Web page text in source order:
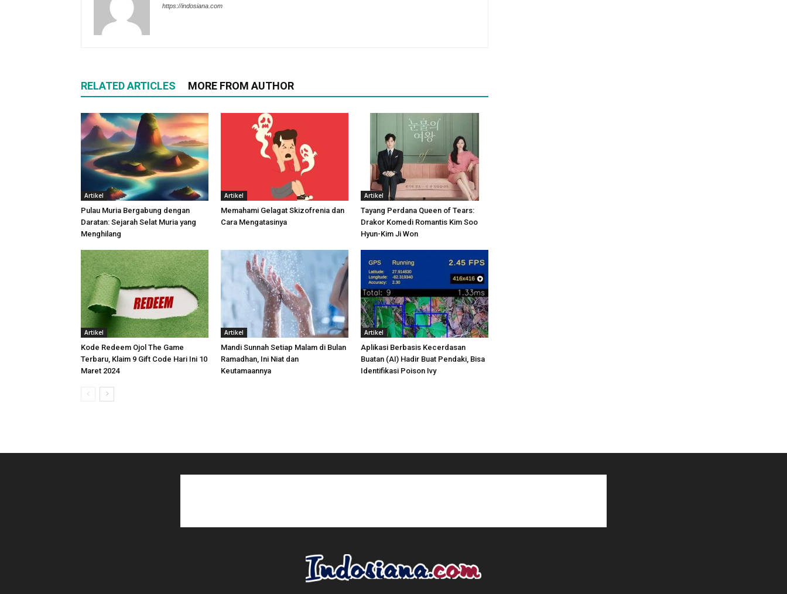
https://indosiana.com
RELATED ARTICLES MORE FROM AUTHOR
Artikel
Pulau Muria Bergabung dengan
Daratan: Sejarah Selat Muria yang
Menghilang
Artikel
Memahami Gelagat Skizofrenia dan
Cara Mengatasinya
Artikel
Tayang Perdana Queen of Tears:
Drakor Komedi Romantis Kim Soo
Hyun-Kim Ji Won
Artikel
Kode Redeem Ojol The Game
Terbaru, Klaim 9 Gift Code Hari Ini 10
Maret 2024
Artikel
Mandi Sunnah Setiap Malam di Bulan
Ramadhan, Ini Niat dan
Keutamaannya
Artikel
Aplikasi Berbasis Kecerdasan
Buatan (AI) Hadir Buat Pendaki, Bisa
Identifikasi Poison Ivy